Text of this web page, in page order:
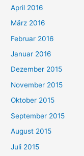
April 2016
März 2016
Februar 2016
Januar 2016
Dezember 2015
November 2015
Oktober 2015
September 2015
August 2015
Juli 2015